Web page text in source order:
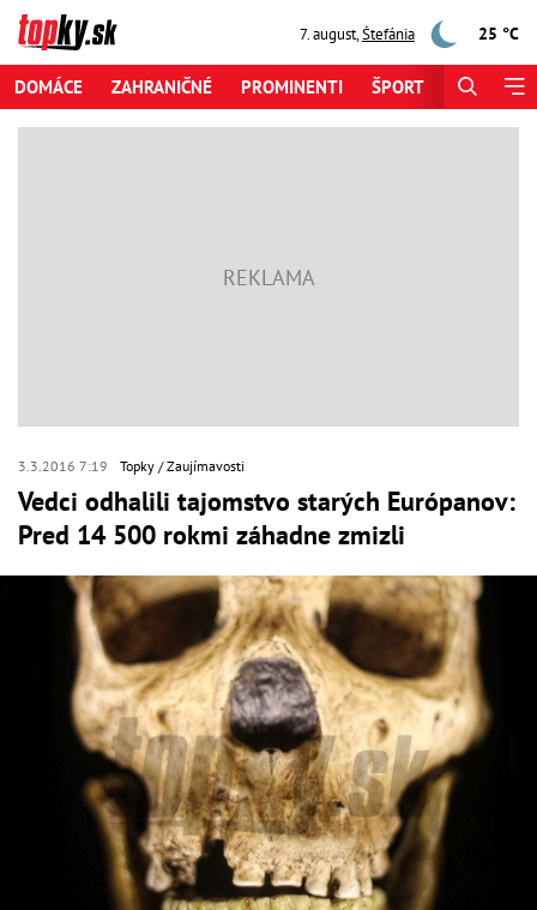
7. august,Štefánia 25 °C
DOMÁCE ZAHRANIČNÉ PROMINENTI ŠPORT
3.3.2016 7:19 Topky Zaujímavosti
Vedci odhalili tajomstvo starých Európanov:
Pred 14 500 rokmi záhadne zmizli